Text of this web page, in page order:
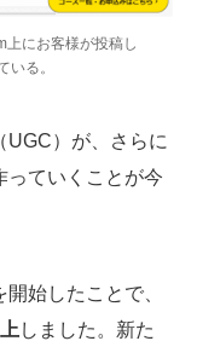
上にお客様が投稿し
いる。
UGC）が、さらに
っていくことが今
始したことで、
しました。新た